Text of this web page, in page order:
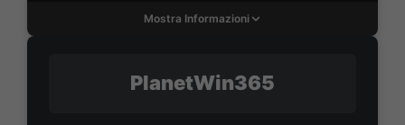
Mostra Informazioni
PlanetWin365